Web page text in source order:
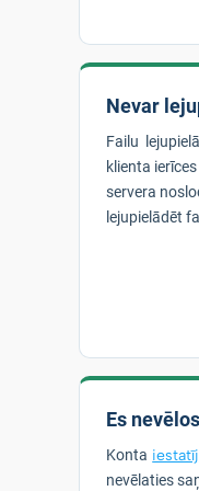
Nevar
Failu
klienta
servera
lejupielādēt
Es
Konta
nevēlaties